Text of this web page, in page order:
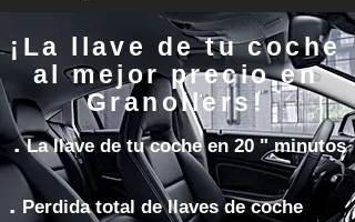
¡La llave de tu coche
al mejor precio en
Granollers!
.La llave de tu coche en 20 " minutos
. Perdida total de llaves de coche